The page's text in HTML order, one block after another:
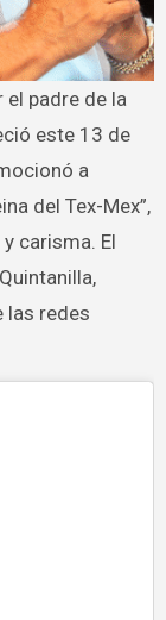
este 13 de
a
del Tex-Mex”,
carisma. El
las redes